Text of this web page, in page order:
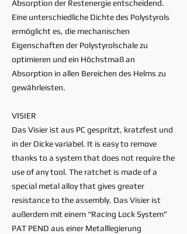
Absorption der Restenergie entscheidend.
Eine unterschiedliche Dichte des Polystyrols
ermöglicht es, die mechanischen
Eigenschaften der Polystyrolschale zu
optimieren und ein Höchstmaß an
Absorption in allen Bereichen des Helms zu
gewährleisten.
VISIER
Das Visier ist aus PC gespritzt, kratzfest und
in der Dicke variabel. It is easy to remove
thanks to a system that does not require the
use of any tool. The ratchet is made of a
special metal alloy that gives greater
resistance to the assembly. Das Visier ist
außerdem mit einem “Racing Lock System”
PAT PEND aus einer Metalllegierung